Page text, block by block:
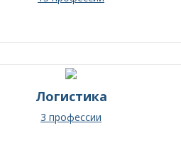
Логистика
3 профессии